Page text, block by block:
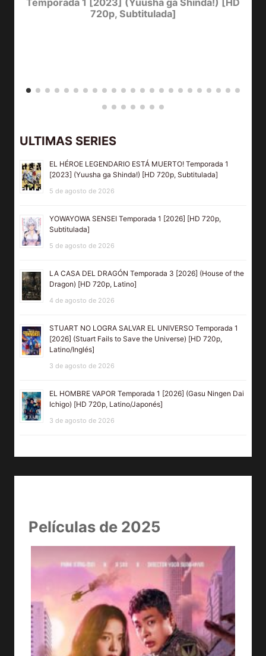
720p, Subtitulada]
ULTIMAS SERIES
[2023] (Yuusha ga Shinda!) [HD 720p, Subtitulada]
Subtitulada]
Dragon) [HD 720p, Latino]
STUART NO LOGRA SALVAR EL UNIVERSO Temporada 1
Latino/Inglés]
Ichigo) [HD 720p, Latino/Japonés]
Películas de 2025